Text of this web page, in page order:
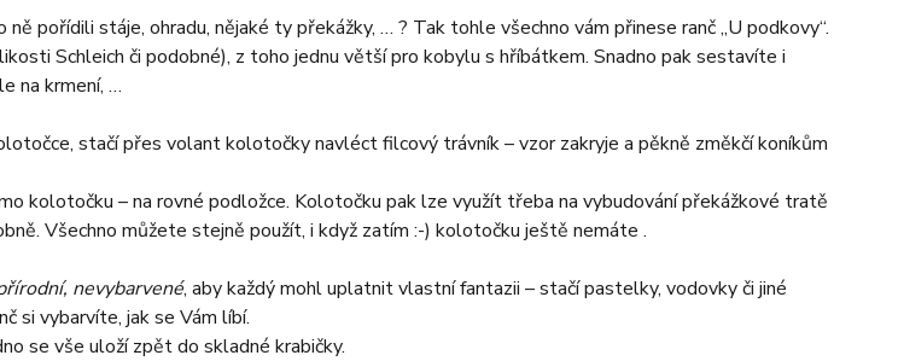
pořídili stáje, ohradu, nějaké ty překážky, … ? Tak tohle všechno vám přinese ranč „U podkovy“.
Schleich či podobné), z toho jednu větší pro kobylu s hříbátkem. Snadno pak sestavíte i
na krmení, …
stačí přes volant kolotočky navléct filcový trávník – vzor zakryje a pěkně změkčí koníkům
kolotočku – na rovné podložce. Kolotočku pak lze využít třeba na vybudování překážkové tratě
Všechno můžete stejně použít, i když zatím :-) kolotočku ještě nemáte .
nevybarvené, aby každý mohl uplatnit vlastní fantazii – stačí pastelky, vodovky či jiné
si vybarvíte, jak se Vám líbí.
se vše uloží zpět do skladné krabičky.